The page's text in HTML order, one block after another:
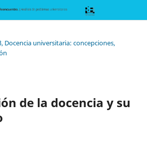
Docencia universitaria: concepciones,
de la docencia y su